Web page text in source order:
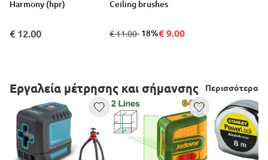
Harmony (hpr)
€ 12.00
Ceiling brushes
από
€ 11.00σε
- 18%€ 9.00
Εργαλεία μέτρησης και σήμανσης Περισσότερα